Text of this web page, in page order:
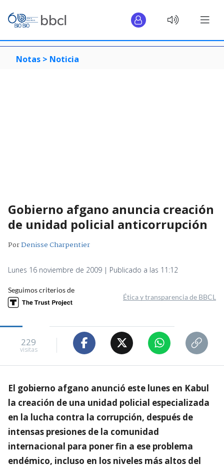
Notas > Noticia
Gobierno afgano anuncia creación
de unidad policial anticorrupción
PorDenisse Charpentier
Lunes 16 noviembre de 2009 | Publicado a las 11:12
Seguimos criterios de
Ética y transparencia de BBCL
229
visitas
El gobierno afgano anunció este lunes en Kabul
la creación de una unidad policial especializada
en la lucha contra la corrupción, después de
intensas presiones de la comunidad
internacional para poner fin a ese problema
endémico, incluso en los niveles más altos del